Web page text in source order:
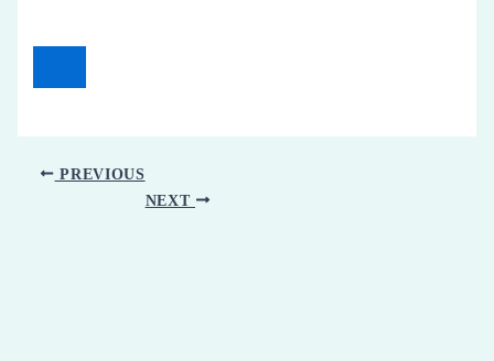
PREVIOUS
NEXT